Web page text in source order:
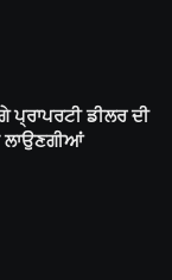
ਡੀਲਰ ਦੀ
ਲਾਉਣਗੀਆਂ